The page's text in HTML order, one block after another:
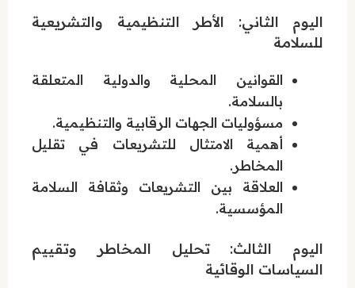
اليوم الثاني: الأطر التنظيمية والتشريعية
للسلامة
القوانين المحلية والدولية المتعلقة
بالسلامة.
مسؤوليات الجهات الرقابية والتنظيمية.
أهمية الامتثال للتشريعات في تقليل
المخاطر.
العلاقة بين التشريعات وثقافة السلامة
المؤسسية.
اليوم الثالث: تحليل المخاطر وتقييم
السياسات الوقائية